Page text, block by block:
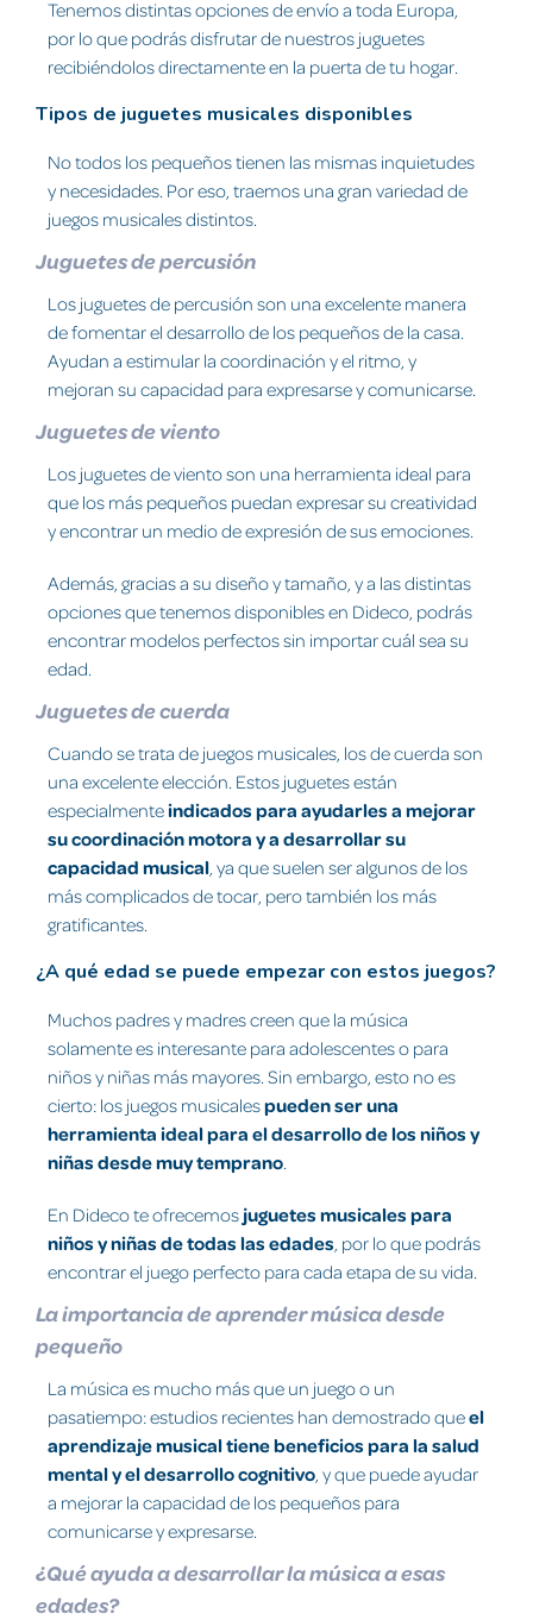
Tenemos distintas opciones de envío a toda Europa,
por lo que podrás disfrutar de nuestros juguetes
recibiéndolos directamente en la puerta de tu hogar.
Tipos de juguetes musicales disponibles
No todos los pequeños tienen las mismas inquietudes
y necesidades. Por eso, traemos una gran variedad de
juegos musicales distintos.
Juguetes de percusión
Los juguetes de percusión son una excelente manera
de fomentar el desarrollo de los pequeños de la casa.
Ayudan a estimular la coordinación y el ritmo, y
mejoran su capacidad para expresarse y comunicarse.
Juguetes de viento
Los juguetes de viento son una herramienta ideal para
que los más pequeños puedan expresar su creatividad
y encontrar un medio de expresión de sus emociones.
Además, gracias a su diseño y tamaño, y a las distintas
opciones que tenemos disponibles en Dideco, podrás
encontrar modelos perfectos sin importar cuál sea su
edad.
Juguetes de cuerda
Cuando se trata de juegos musicales, los de cuerda son
una excelente elección. Estos juguetes están
especialmenteindicados para ayudarles a mejorar
su coordinación motora y a desarrollar su
capacidad musical , ya que suelen ser algunos de los
más complicados de tocar, pero también los más
gratificantes.
¿A qué edad se puede empezar con estos juegos?
Muchos padres y madres creen que la música
solamente es interesante para adolescentes o para
niños y niñas más mayores. Sin embargo, esto no es
cierto: los juegos musicalespueden ser una
herramienta ideal para el desarrollo de los niños y
niñas desde muy temprano
En Dideco te ofrecemos juguetes musicales para
niños y niñas de todas las edades , por lo que podrás
encontrar el juego perfecto para cada etapa de su vida.
La importancia de aprender música desde
pequeño
La música es mucho más que un juego o un
pasatiempo: estudios recientes han demostrado queel
aprendizaje musical tiene beneficios para la salud
mental y el desarrollo cognitivo , y que puede ayudar
a mejorar la capacidad de los pequeños para
comunicarse y expresarse.
¿Qué ayuda a desarrollar la música a esas
edades?